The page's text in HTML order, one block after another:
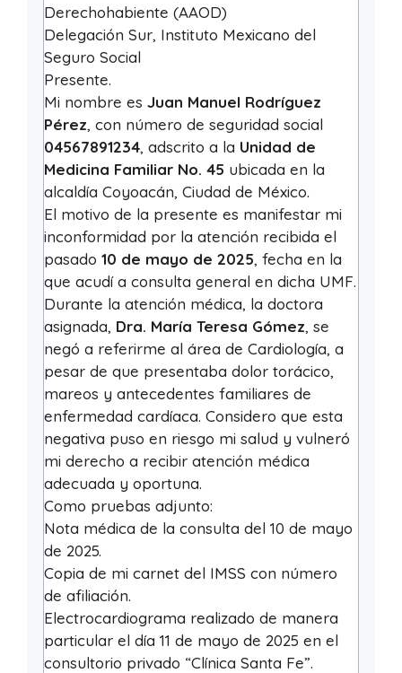
Derechohabiente (AAOD)
Delegación Sur, Instituto Mexicano del
Seguro Social
Presente.
Mi nombre es Juan Manuel Rodríguez
Pérez, con número de seguridad social
04567891234, adscrito a la Unidad de
Medicina Familiar No. 45 ubicada en la
alcaldía Coyoacán, Ciudad de México.
El motivo de la presente es manifestar mi
inconformidad por la atención recibida el
pasado 10 de mayo de 2025, fecha en la
que acudí a consulta general en dicha UMF.
Durante la atención médica, la doctora
asignada, Dra. María Teresa Gómez, se
negó a referirme al área de Cardiología, a
pesar de que presentaba dolor torácico,
mareos y antecedentes familiares de
enfermedad cardíaca. Considero que esta
negativa puso en riesgo mi salud y vulneró
mi derecho a recibir atención médica
adecuada y oportuna.
Como pruebas adjunto:
Nota médica de la consulta del 10 de mayo
de 2025.
Copia de mi carnet del IMSS con número
de afiliación.
Electrocardiograma realizado de manera
particular el día 11 de mayo de 2025 en el
consultorio privado “Clínica Santa Fe”.